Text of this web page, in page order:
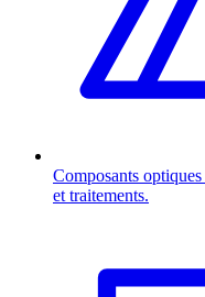
Composants optiques
et traitements.